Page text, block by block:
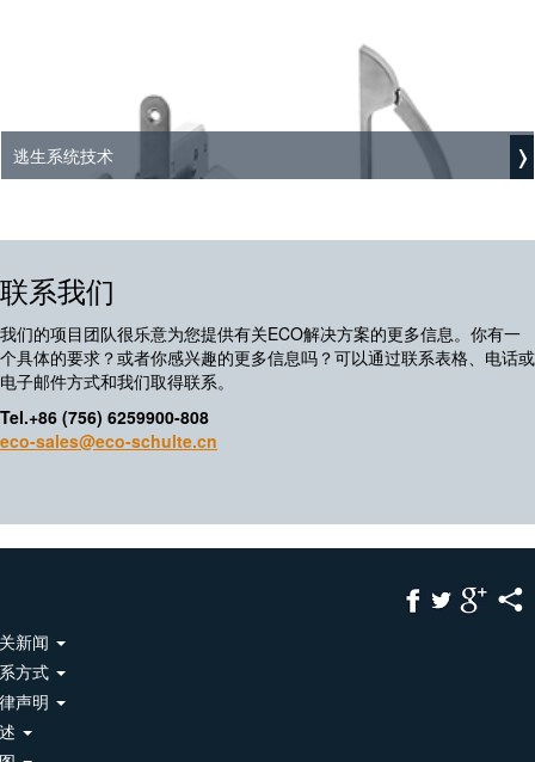
逃生系统技术
联系我们
我们的项目团队很乐意为您提供有关ECO解决方案的更多信息。你有一
个具体的要求？或者你感兴趣的更多信息吗？可以通过联系表格、电话或
电子邮件方式和我们取得联系。
Tel.+86 (756) 6259900-808
eco-sales@eco-schulte.cn
新闻
方式
声明